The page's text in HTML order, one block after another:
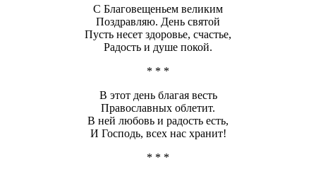
С Благовещеньем великим
Поздравляю. День святой
Пусть несет здоровье, счастье,
Радость и душе покой.
* * *
В этот день благая весть
Православных облетит.
В ней любовь и радость есть,
И Господь, всех нас хранит!
* * *